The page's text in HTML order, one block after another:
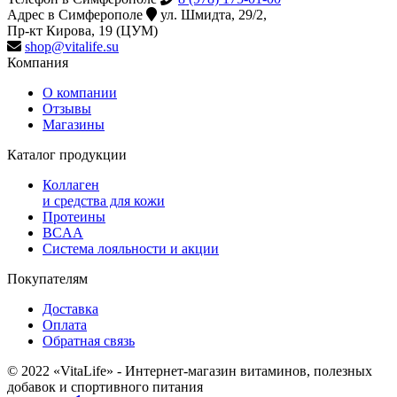
Адрес в Симферополе
ул. Шмидта, 29/2,
Пр-кт Кирова, 19 (ЦУМ)
shop@vitalife.su
Компания
О компании
Отзывы
Магазины
Каталог продукции
Коллаген
и средства для кожи
Протеины
BCAA
Система лояльности и акции
Покупателям
Доставка
Оплата
Обратная связь
© 2022 «VitaLife» - Интернет-магазин витаминов, полезных
добавок и спортивного питания